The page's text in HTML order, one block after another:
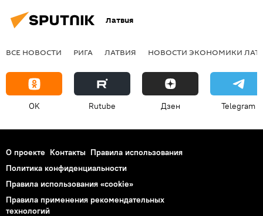
Латвия
ВСЕ НОВОСТИ РИГА ЛАТВИЯ НОВОСТИ ЭКОНОМИКИ
OK Rutube Дзен Telegram
О проекте Контакты Правила использования
Политика конфиденциальности
Правила использования «cookie»
Правила применения рекомендательных
технологий